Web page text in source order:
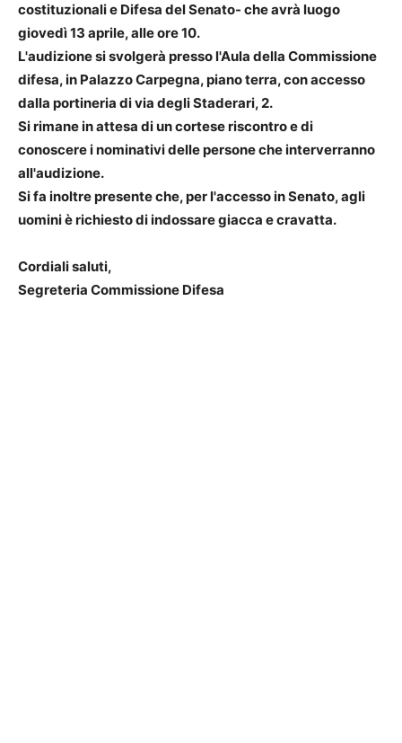
costituzionali e Difesa del Senato- che avrà luogo
giovedì 13 aprile, alle ore 10.
L'audizione si svolgerà presso l'Aula della Commissione
difesa, in Palazzo Carpegna, piano terra, con accesso
dalla portineria di via degli Staderari, 2.
Si rimane in attesa di un cortese riscontro e di
conoscere i nominativi delle persone che interverranno
all'audizione.
Si fa inoltre presente che, per l'accesso in Senato, agli
uomini è richiesto di indossare giacca e cravatta.
Cordiali saluti,
Segreteria Commissione Difesa